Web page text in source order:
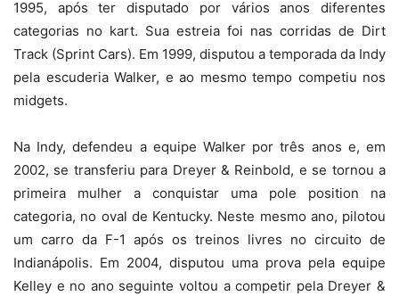
1995, após ter disputado por vários anos diferentes
categorias no kart. Sua estreia foi nas corridas de Dirt
Track (Sprint Cars). Em 1999, disputou a temporada da Indy
pela escuderia Walker, e ao mesmo tempo competiu nos
midgets.
Na Indy, defendeu a equipe Walker por três anos e, em
2002, se transferiu para Dreyer & Reinbold, e se tornou a
primeira mulher a conquistar uma pole position na
categoria, no oval de Kentucky. Neste mesmo ano, pilotou
um carro da F-1 após os treinos livres no circuito de
Indianápolis. Em 2004, disputou uma prova pela equipe
Kelley e no ano seguinte voltou a competir pela Dreyer &